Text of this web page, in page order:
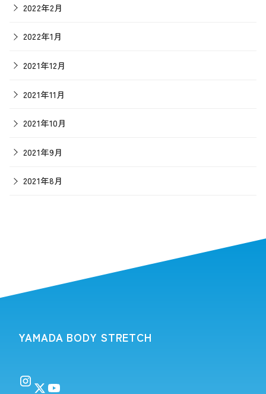
2022年2月
2022年1月
2021年12月
2021年11月
2021年10月
2021年9月
2021年8月
YAMADA BODY STRETCH